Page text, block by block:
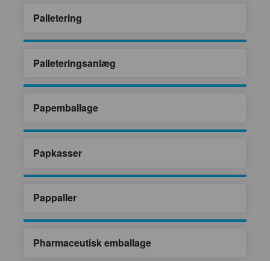
Palletering
Palleteringsanlæg
Papemballage
Papkasser
Pappaller
Pharmaceutisk emballage